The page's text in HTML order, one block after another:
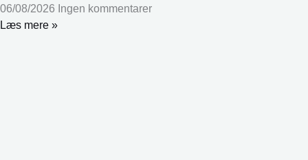
06/08/2026 Ingen kommentarer
Læs mere »